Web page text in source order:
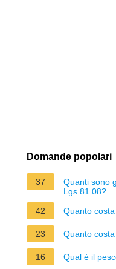
Domande popolari
37
Quanti sono
Lgs 81 08?
42
Quanto
23 Quanto
16 Qual è il